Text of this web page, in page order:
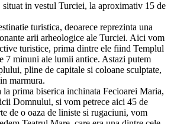
situat in vestul Turciei, la aproximativ 15 de
turistica, deoarece reprezinta una
arii arheologice ale Turciei. Aici vom
turistice, prima dintre ele fiind Templul
7 minuni ale lumii antice. Astazi putem
pline de capitale si coloane sculptate,
marmura.
prima biserica inchinata Fecioarei Maria,
Domnului, si vom petrece aici 45 de
de o oaza de liniste si rugaciuni, vom